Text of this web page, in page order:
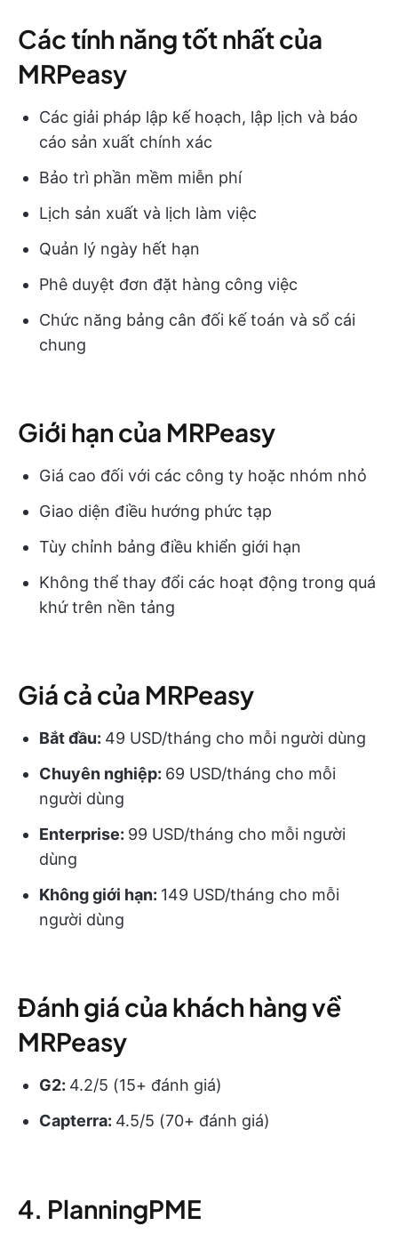
Các tính năng tốt nhất của
MRPeasy
Các giải pháp lập kế hoạch, lập lịch và báo
cáo sản xuất chính xác
Bảo trì phần mềm miễn phí
Lịch sản xuất và lịch làm việc
Quản lý ngày hết hạn
Phê duyệt đơn đặt hàng công việc
Chức năng bảng cân đối kế toán và sổ cái
chung
Giới hạn của MRPeasy
Giá cao đối với các công ty hoặc nhóm nhỏ
Giao diện điều hướng phức tạp
Tùy chỉnh bảng điều khiển giới hạn
Không thể thay đổi các hoạt động trong quá
khứ trên nền tảng
Giá cả của MRPeasy
Bắt đầu: 49 USD/tháng cho mỗi người dùng
Chuyên nghiệp: 69 USD/tháng cho mỗi
người dùng
Enterprise: 99 USD/tháng cho mỗi người
dùng
Không giới hạn: 149 USD/tháng cho mỗi
người dùng
Đánh giá của khách hàng về
MRPeasy
G2: 4.2/5 (15+ đánh giá)
Capterra: 4.5/5 (70+ đánh giá)
4. PlanningPME